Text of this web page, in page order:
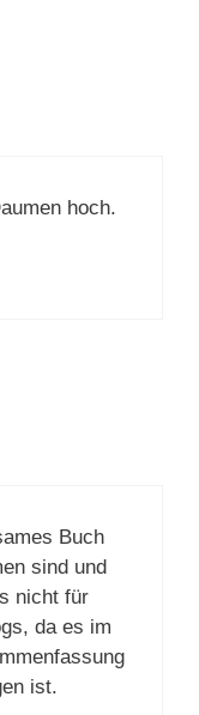
hoch.
Buch
sind und
nicht für
da es im
ist.